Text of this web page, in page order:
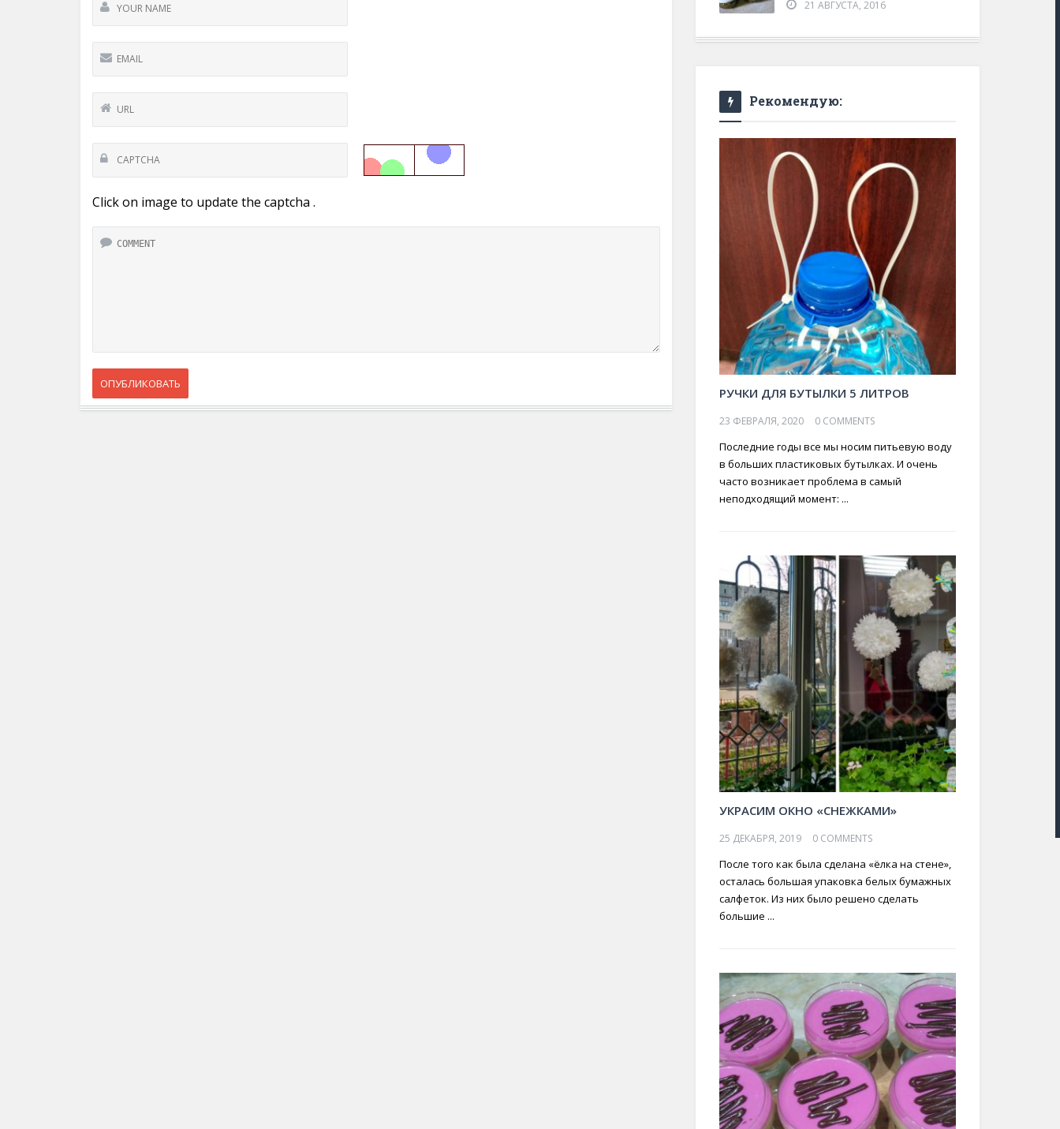
Click on image to update the captcha .
21 АВГУСТА, 2016
Рекомендую:
РУЧКИ ДЛЯ БУТЫЛКИ 5 ЛИТРОВ
23 ФЕВРАЛЯ, 2020 0 COMMENTS
Последние годы все мы носим питьевую воду
в больших пластиковых бутылках. И очень
часто возникает проблема в самый
неподходящий момент: ...
УКРАСИМ ОКНО «СНЕЖКАМИ»
25 ДЕКАБРЯ, 2019 0 COMMENTS
После того как была сделана «ёлка на стене»,
осталась большая упаковка белых бумажных
салфеток. Из них было решено сделать
большие ...